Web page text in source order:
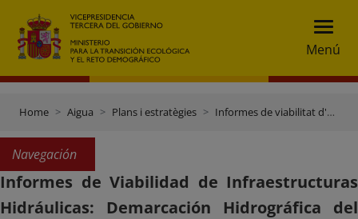
Menú
Home Aigua Plans i estratègies Informes de viabilitat d'obres hidràuliques
Navegación
Informes de Viabilidad de Infraestructuras
Hidráulicas: Demarcación Hidrográfica del